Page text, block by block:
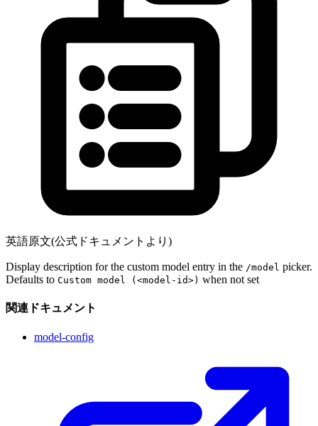
英語原文(公式ドキュメントより)
Display description for the custom model entry in the /model picker.
Defaults to Custom model (<model-id>) when not set
関連ドキュメント
model-config